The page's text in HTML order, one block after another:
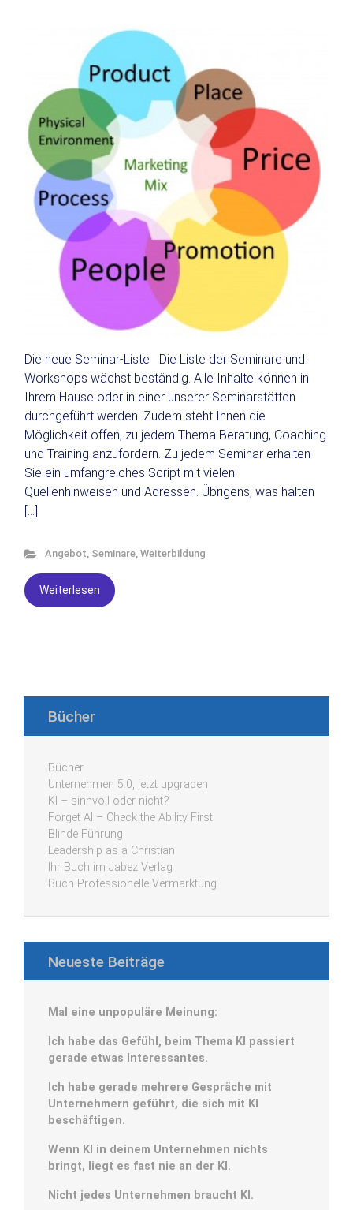
Die neue Seminar-Liste Die Liste der Seminare und
Workshops wächst beständig. Alle Inhalte können in
Ihrem Hause oder in einer unserer Seminarstätten
durchgeführt werden. Zudem steht Ihnen die
Möglichkeit offen, zu jedem Thema Beratung, Coaching
und Training anzufordern. Zu jedem Seminar erhalten
Sie ein umfangreiches Script mit vielen
Quellenhinweisen und Adressen. Übrigens, was halten
[…]
Angebot, Seminare, Weiterbildung
Weiterlesen
Bücher
Bücher
Unternehmen 5.0, jetzt upgraden
KI – sinnvoll oder nicht?
Forget AI – Check the Ability First
Blinde Führung
Leadership as a Christian
Ihr Buch im Jabez Verlag
Buch Professionelle Vermarktung
Neueste Beiträge
Mal eine unpopuläre Meinung:
Ich habe das Gefühl, beim Thema KI passiert
gerade etwas Interessantes.
Ich habe gerade mehrere Gespräche mit
Unternehmern geführt, die sich mit KI
beschäftigen.
Wenn KI in deinem Unternehmen nichts
bringt, liegt es fast nie an der KI.
Nicht jedes Unternehmen braucht KI.